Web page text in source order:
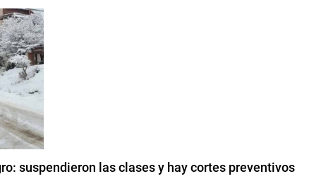
suspendieron las clases y hay cortes preventivos